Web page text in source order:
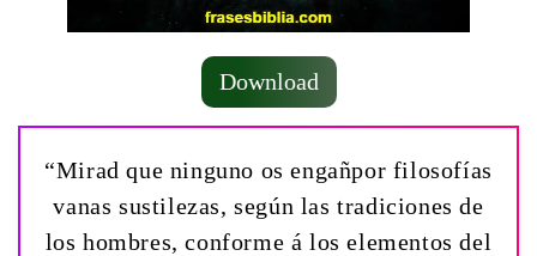
Download
“Mirad que ninguno os engañpor filosofías
vanas sustilezas, según las tradiciones de
los hombres, conforme á los elementos del